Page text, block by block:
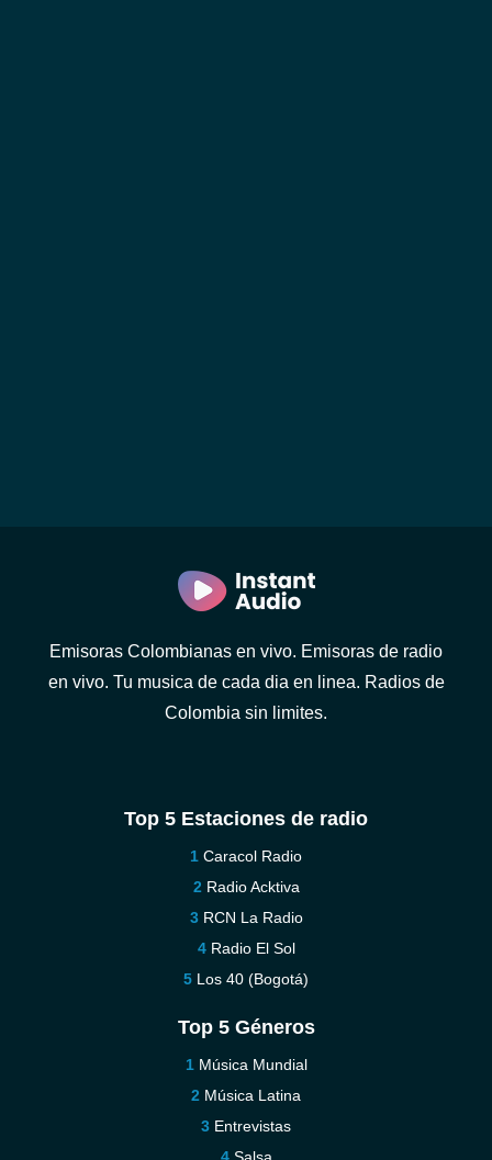
Emisoras Colombianas en vivo. Emisoras de radio
en vivo. Tu musica de cada dia en linea. Radios de
Colombia sin limites.
Top 5 Estaciones de radio
Caracol Radio
Radio Acktiva
RCN La Radio
Radio El Sol
Los 40 (Bogotá)
Top 5 Géneros
Música Mundial
Música Latina
Entrevistas